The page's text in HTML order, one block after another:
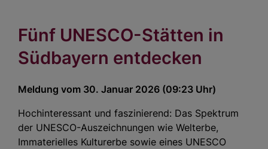
Fünf UNESCO-Stätten in
Südbayern entdecken
Meldung vom 30. Januar 2026 (09:23 Uhr)
Hochinteressant und faszinierend: Das Spektrum
der UNESCO-Auszeichnungen wie Welterbe,
Immaterielles Kulturerbe sowie eines UNESCO